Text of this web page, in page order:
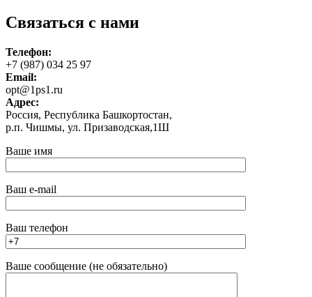
Связаться с нами
Телефон:
+7 (987) 034 25 97
Email:
opt@1ps1.ru
Адрес:
Россия, Республика Башкортостан,
р.п. Чишмы, ул. Призаводская,1Ш
Ваше имя
Ваш e-mail
Ваш телефон
Ваше сообщение (не обязательно)